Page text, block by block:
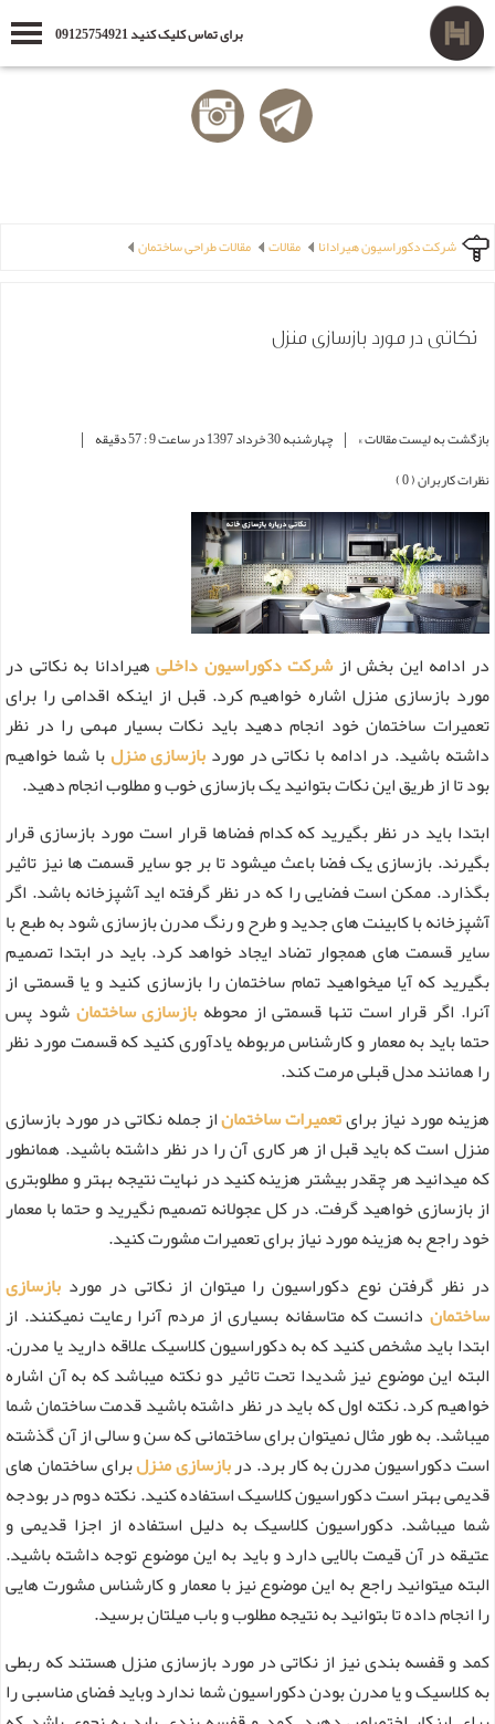
برای تماس کلیک کنید 09125754921
شرکت دکوراسیون هیرادانا مقالات مقالات طراحی ساختمان
نکاتی در مورد بازسازی منزل
بازگشت به لیست مقالات » | چهارشنبه 30 خرداد 1397 در ساعت 9 : 57 دقیقه |
نظرات کاربران ( 0 )
در ادامه این بخش ازشرکت دکوراسیون داخلیهیرادانا به نکاتی در
مورد بازسازی منزل اشاره خواهیم کرد. قبل از اینکه اقدامی را برای
تعمیرات ساختمان خود انجام دهید باید نکات بسیار مهمی را در نظر
داشته باشید. در ادامه با نکاتی در موردبازسازی منزلبا شما خواهیم
بود تا از طریق این نکات بتوانید یک بازسازی خوب و مطلوب انجام دهید.
ابتدا باید در نظر بگیرید که کدام فضاها قرار است مورد بازسازی قرار
بگیرند. بازسازی یک فضا باعث میشود تا بر جو سایر قسمت ها نیز تاثیر
بگذارد. ممکن است فضایی را که در نظر گرفته اید آشپزخانه باشد. اگر
آشپزخانه با کابینت های جدید و طرح و رنگ مدرن بازسازی شود به طبع با
سایر قسمت های همجوار تضاد ایجاد خواهد کرد. باید در ابتدا تصمیم
بگیرید که آیا میخواهید تمام ساختمان را بازسازی کنید و یا قسمتی از
آنرا. اگر قرار است تنها قسمتی از محوطه بازسازی ساختمانشود پس
حتما باید به معمار و کارشناس مربوطه یادآوری کنید که قسمت مورد نظر
را همانند مدل قبلی مرمت کند.
هزینه مورد نیاز برایتعمیرات ساختماناز جمله نکاتی در مورد بازسازی
منزل است که باید قبل از هر کاری آن را در نظر داشته باشید. همانطور
که میدانید هر چقدر بیشتر هزینه کنید در نهایت نتیجه بهتر و مطلوبتری
از بازسازی خواهید گرفت. در کل عجولانه تصمیم نگیرید و حتما با معمار
خود راجع به هزینه مورد نیاز برای تعمیرات مشورت کنید.
در نظر گرفتن نوع دکوراسیون را میتوان از نکاتی در مورد بازسازی
ساختمان دانست که متاسفانه بسیاری از مردم آنرا رعایت نمیکنند. از
ابتدا باید مشخص کنید که به دکوراسیون کلاسیک علاقه دارید یا مدرن.
البته این موضوع نیز شدیدا تحت تاثیر دو نکته میباشد که به آن اشاره
خواهیم کرد. نکته اول که باید در نظر داشته باشید قدمت ساختمان شما
میباشد. به طور مثال نمیتوان برای ساختمانی که سن و سالی از آن گذشته
است دکوراسیون مدرن به کار برد. دربازسازی منزلبرای ساختمان های
قدیمی بهتر است دکوراسیون کلاسیک استفاده کنید. نکته دوم در بودجه
شما میباشد. دکوراسیون کلاسیک به دلیل استفاده از اجزا قدیمی و
عتیقه در آن قیمت بالایی دارد و باید به این موضوع توجه داشته باشید.
البته میتوانید راجع به این موضوع نیز با معمار و کارشناس مشورت هایی
را انجام داده تا بتوانید به نتیجه مطلوب و باب میلتان برسید.
کمد و قفسه بندی نیز از نکاتی در مورد بازسازی منزل هستند که ربطی
به کلاسیک و یا مدرن بودن دکوراسیون شما ندارد وباید فضای مناسبی را